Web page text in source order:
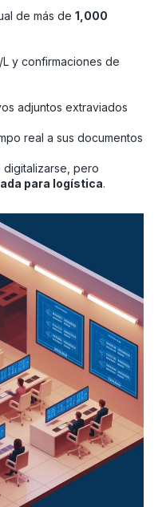
de más de 1,000
y confirmaciones de
adjuntos extraviados
real a sus documentos
pero
para logística.